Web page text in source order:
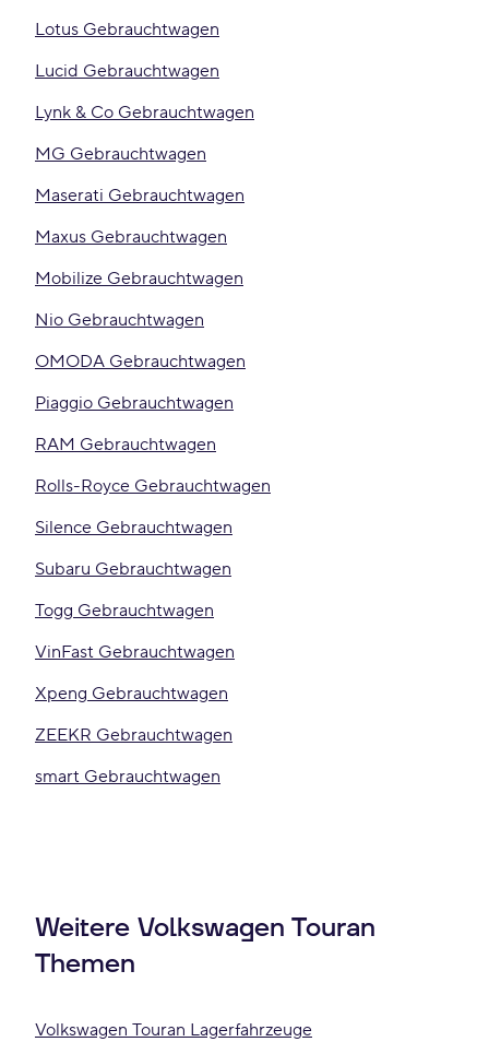
Lotus Gebrauchtwagen
Lucid Gebrauchtwagen
Lynk & Co Gebrauchtwagen
MG Gebrauchtwagen
Maserati Gebrauchtwagen
Maxus Gebrauchtwagen
Mobilize Gebrauchtwagen
Nio Gebrauchtwagen
OMODA Gebrauchtwagen
Piaggio Gebrauchtwagen
RAM Gebrauchtwagen
Rolls-Royce Gebrauchtwagen
Silence Gebrauchtwagen
Subaru Gebrauchtwagen
Togg Gebrauchtwagen
VinFast Gebrauchtwagen
Xpeng Gebrauchtwagen
ZEEKR Gebrauchtwagen
smart Gebrauchtwagen
Weitere Volkswagen Touran
Themen
Volkswagen Touran Lagerfahrzeuge